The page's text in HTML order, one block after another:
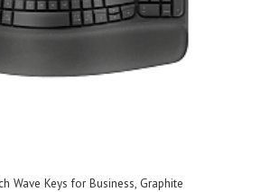
Wave Keys for Business, Graphite